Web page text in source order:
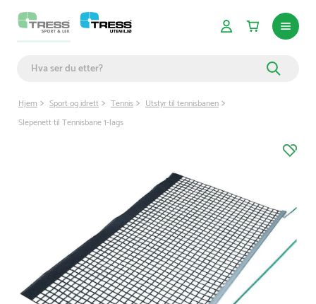
Hjem Sport og idrett Tennis
Utstyr til tennisbanen
Slepenett til Tennisbane 1-lags